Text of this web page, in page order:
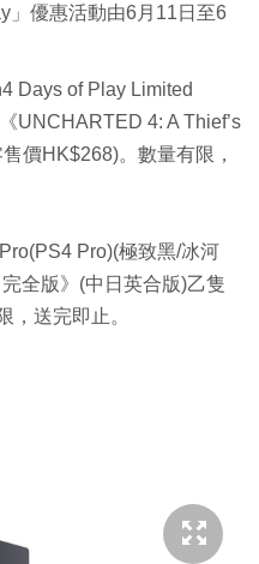
」優惠活動由6月11日至6
Days of Play Limited
UNCHARTED 4: A Thief’s
價HK$268)。數量有限，
Pro)(極致黑/冰河
全版》(中日英合版)乙隻
，送完即止。